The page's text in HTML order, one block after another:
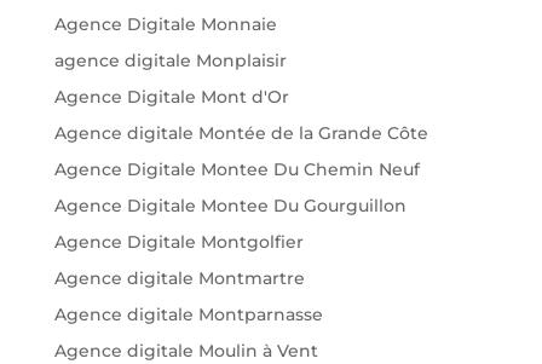
Agence Digitale Monnaie
agence digitale Monplaisir
Agence Digitale Mont d'Or
Agence digitale Montée de la Grande Côte
Agence Digitale Montee Du Chemin Neuf
Agence Digitale Montee Du Gourguillon
Agence Digitale Montgolfier
Agence digitale Montmartre
Agence digitale Montparnasse
Agence digitale Moulin à Vent